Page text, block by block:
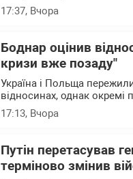
17:37, Вчора
Боднар оцінив
кризи вже позаду"
Україна і Польща
відносинах, однак
17:13, Вчора
Путін перетасував
терміново змінив